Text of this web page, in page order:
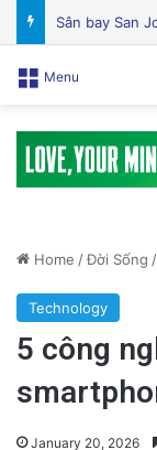
Menu
Home /Đời Sống /
Technology
5 công
January 20, 2026